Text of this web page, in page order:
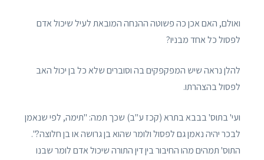
ואולם, האם אכן כה פשוטה ההנחה המובאת לעיל שיכול אדם
לפסול כל אחד מבניו?
להלן נראה שיש המפקפקים בה וסוברים שלא כל בן יכול האב
לפסול בהצהרתו.
ועי' בתוס' בבבא בתרא (קכז ע"ב) שכך תמה: "תימה, לפי שנאמן
לבכר יהיה נאמן גם לפסול ולומר שהוא בן גרושה או בן חלוצה?".
התוס' תמהים מהו החיבור בין דין התורה שיכול אדם לומר שבנו